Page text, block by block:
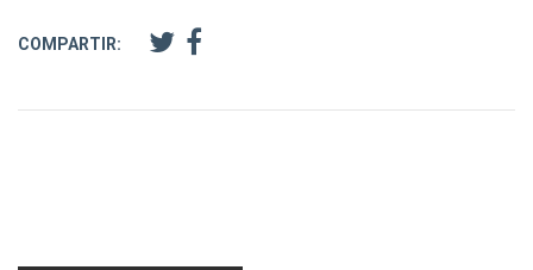
COMPARTIR: